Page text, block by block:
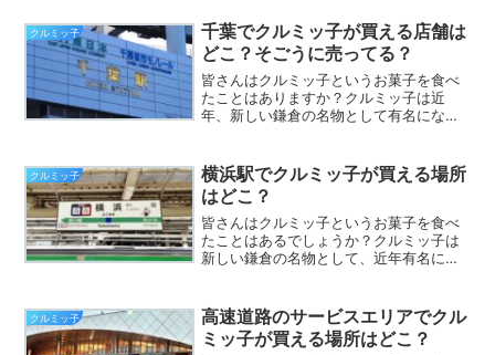
聞いたことがある方も多いかもしれませ
ん。さて、そんなクルミッ子...
クルミッ子
千葉でクルミッ子が買える店舗は
どこ？そごうに売ってる？
皆さんはクルミッ子というお菓子を食べ
たことはありますか？クルミッ子は近
年、新しい鎌倉の名物として有名になっ
聞いたことがある方も多いかもしれませ
ん。さて、そんなクルミッ子...
クルミッ子
横浜駅でクルミッ子が買える場所
はどこ？
皆さんはクルミッ子というお菓子を食べ
たことはあるでしょうか？クルミッ子は
新しい鎌倉の名物として、近年有名にな
かもしれませんね。さて、そんなクルミ
ッ子ですが、いざ食べたい...
クルミッ子
高速道路のサービスエリアでクル
ミッ子が買える場所はどこ？